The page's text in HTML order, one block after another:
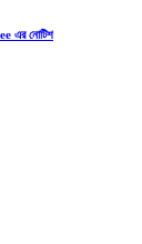
এর নোটিশ